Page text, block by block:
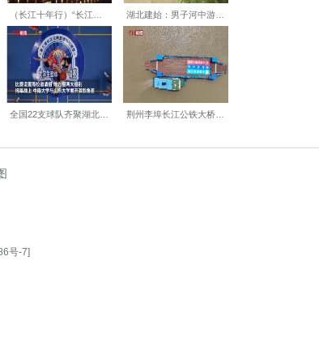
【编辑:刘莉莉】